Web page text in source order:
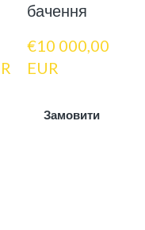
бачення
€10 000,00
EUR
Замовити